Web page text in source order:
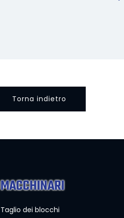
Torna indietro
MACCHINARI
Taglio dei blocchi